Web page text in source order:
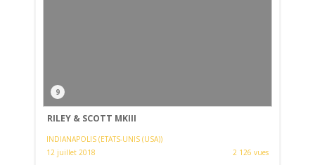
9
RILEY & SCOTT MKIII
INDIANAPOLIS (ETATS-UNIS (USA))
12 juillet 2018
2 126 vues